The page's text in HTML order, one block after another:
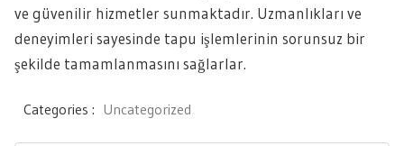
ve güvenilir hizmetler sunmaktadır. Uzmanlıkları ve
deneyimleri sayesinde tapu işlemlerinin sorunsuz bir
şekilde tamamlanmasını sağlarlar.
Categories : Uncategorized